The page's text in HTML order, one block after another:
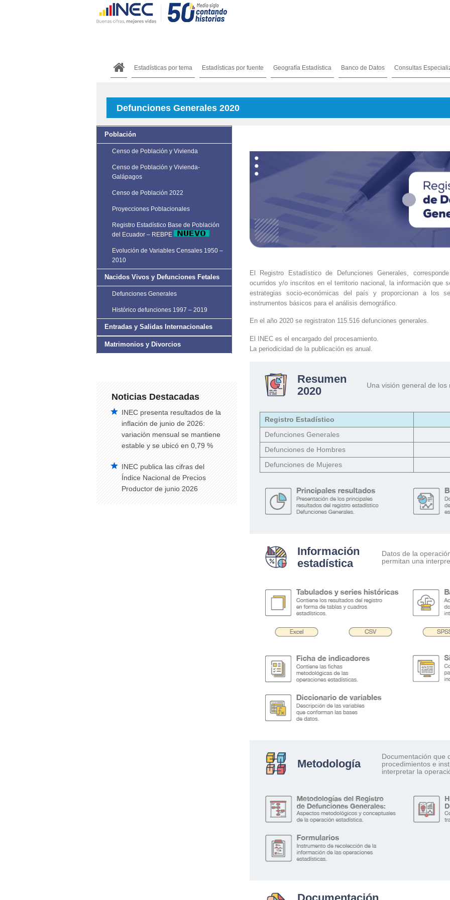
Estadísticas por tema Estadísticas por fuente Geografía Estadística Banco de Datos Consultas
Defunciones Generales 2020
Población
Censo de Población y Vivienda
Censo de Población y Vivienda-
Galápagos
Censo de Población 2022
Proyecciones Poblacionales
Registro Estadístico Base de Población
del Ecuador – REBPE
Evolución de Variables Censales 1950 –
2010
Nacidos Vivos y Defunciones Fetales
Defunciones Generales
Histórico defunciones 1997 – 2019
Entradas y Salidas Internacionales
Matrimonios y Divorcios
Noticias Destacadas
INEC presenta resultados de la
inflación de junio de 2026:
variación mensual se mantiene
estable y se ubicó en 0,79 %
INEC publica las cifras del
Índice Nacional de Precios
Productor de junio 2026
El Registro Estadístico de Defunciones Generales,
ocurridos y/o inscritos en el territorio nacional, la información que
estrategias socio-económicas del país y proporcionan a los
instrumentos básicos para el análisis demográfico.
En el año 2020 se registraton 115.516 defunciones generales.
El INEC es el encargado del procesamiento.
La periodicidad de la publicación es anual.
Resumen
2020
Una visión general de
Registro Estadístico
Defunciones Generales
Defunciones de Hombres
Defunciones de Mujeres
Información
estadística
Datos de la
permitan una
Metodología
Documentación que
procedimientos e
interpretar la